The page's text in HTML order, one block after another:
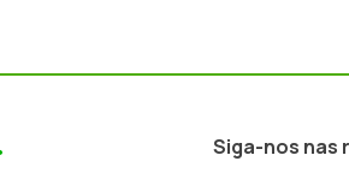
Siga-nos nas